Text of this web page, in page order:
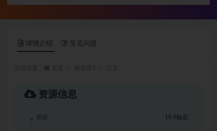
详情介绍 常见问题
资源信息
萌新 19.9钻石